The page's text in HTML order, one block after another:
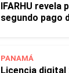
IFARHU revela
segundo pago
PANAMÁ
Licencia digital